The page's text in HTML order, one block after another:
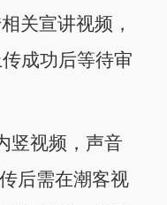
关宣讲视频，
成功后等待审
视频，声音
后需在潮客视